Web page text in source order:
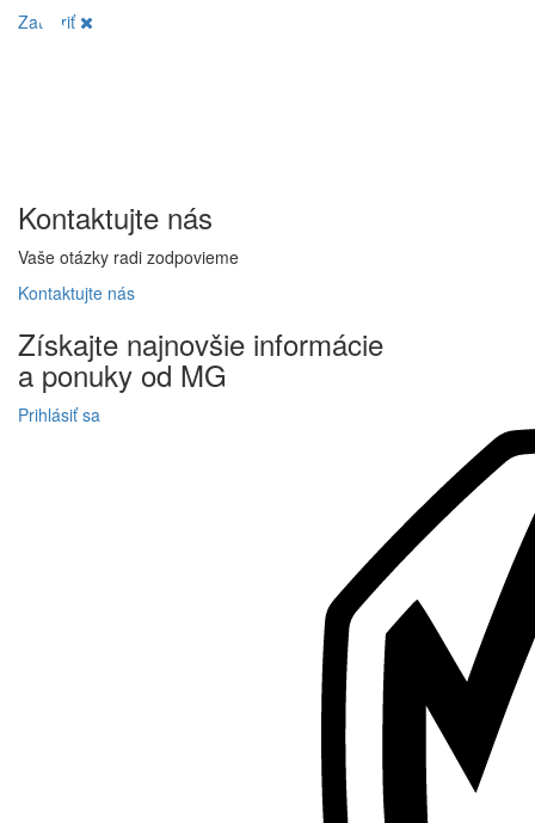
Zatvoriť
Kontaktujte nás
Vaše otázky radi zodpovieme
Kontaktujte nás
Získajte najnovšie informácie
a ponuky od MG
Prihlásiť sa